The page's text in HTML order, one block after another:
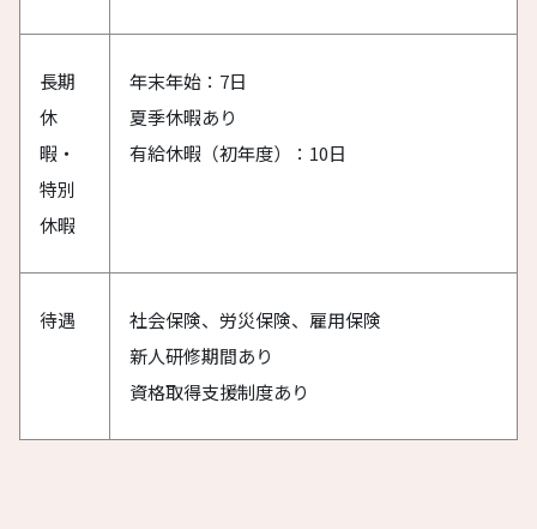
長期
休
暇・
特別
休暇
年末年始：7日
夏季休暇あり
有給休暇（初年度）：10日
待遇
社会保険、労災保険、雇用保険
新人研修期間あり
資格取得支援制度あり